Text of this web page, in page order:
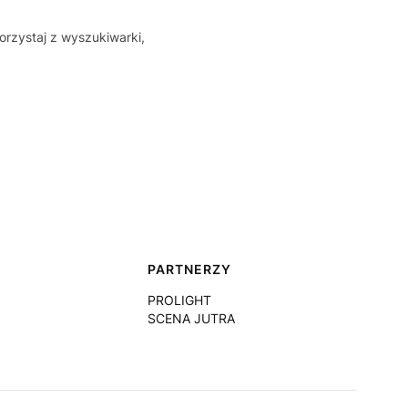
z wyszukiwarki,
PARTNERZY
PROLIGHT
SCENA JUTRA